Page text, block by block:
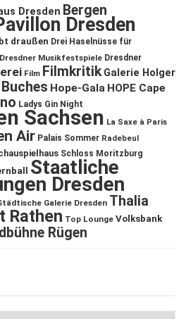
Dresden Bergen
Dresden
draußen Drei Haselnüsse für
Dresdner Musikfestspiele Dresdner
Film Filmkritik Galerie Holger
Hope-Gala HOPE Cape
Ladys Gin Night
Sachsen La Saxe à Paris
Air Palais Sommer Radebeul
Schloss Moritzburg
Staatliche
Dresden
Galerie Dresden Thalia
Rathen Top Lounge Volksbank
Rügen